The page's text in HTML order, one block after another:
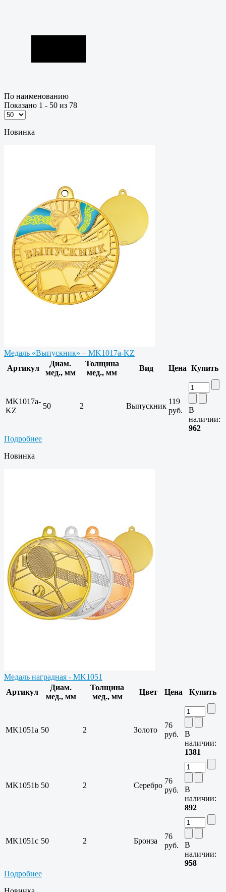
По наименованию
Показано 1 - 50 из 78
Новинка
Медаль «Выпускник» – MK1017a-KZ
Артикул
Диам.
мед., мм
Толщина
мед., мм
Вид Цена Купить
MK1017a-
KZ
50 2 Выпускник
119
руб.
В
наличии:
962
Подробнее
Новинка
Медаль наградная - MK1051
Артикул
Диам.
мед., мм
Толщина
мед., мм
Цвет Цена Купить
MK1051a 50 2 Золото
76
руб.
В
наличии:
1381
MK1051b 50 2 Серебро
76
руб.
В
наличии:
892
MK1051c 50 2 Бронза
76
руб.
В
наличии:
958
Подробнее